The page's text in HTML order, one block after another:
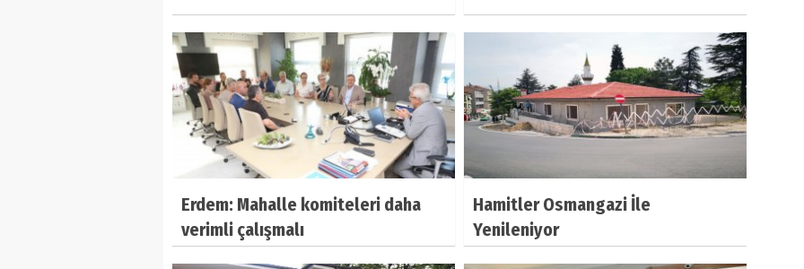
Erdem: Mahalle komiteleri daha
verimli çalışmalı
Hamitler Osmangazi İle
Yenileniyor